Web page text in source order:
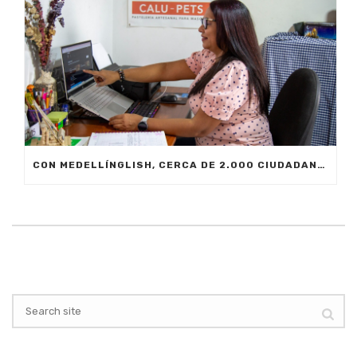
CON MEDELLÍNGLISH, CERCA DE 2.000 CIUDADANOS SE FORMARÁN EN INGLÉS FUNCIONAL PARA EL TRABAJO